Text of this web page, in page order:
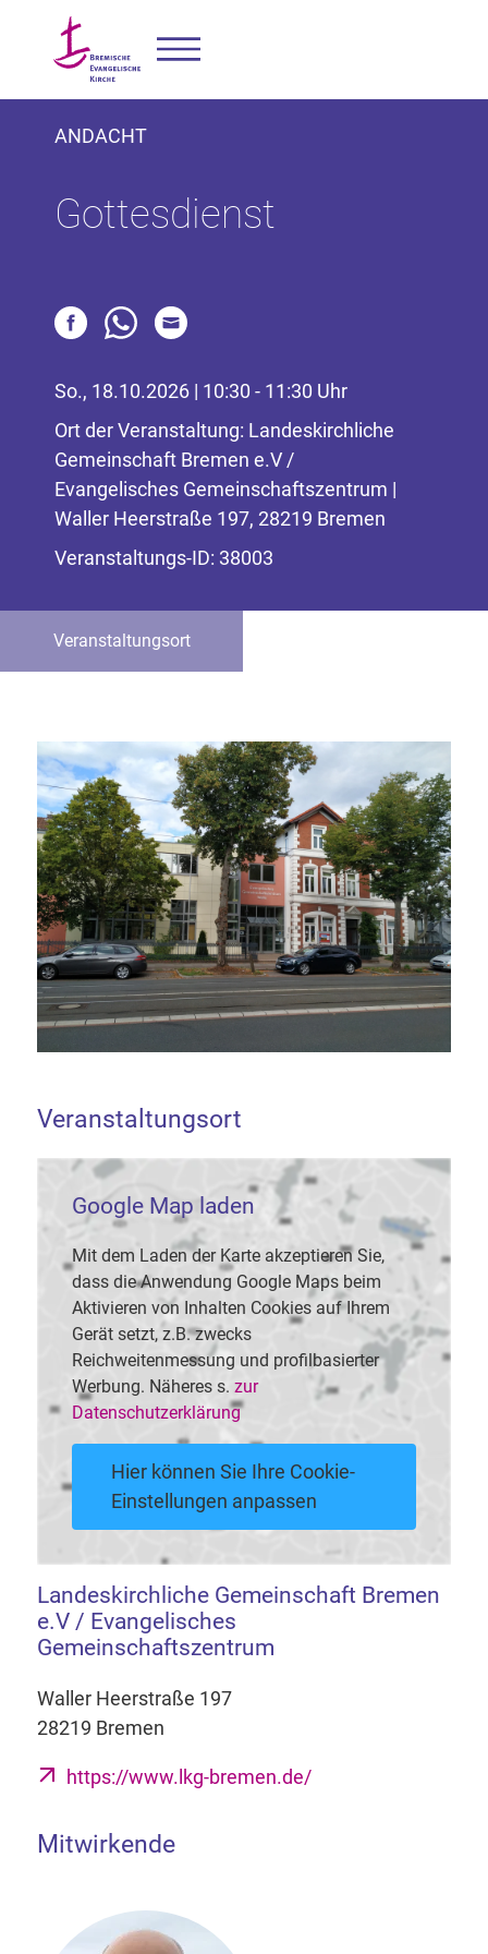
ANDACHT
Gottesdienst
So., 18.10.2026 | 10:30 - 11:30 Uhr
Ort der Veranstaltung: Landeskirchliche
Gemeinschaft Bremen e.V /
Evangelisches Gemeinschaftszentrum |
Waller Heerstraße 197, 28219 Bremen
Veranstaltungs-ID: 38003
Veranstaltungsort
Veranstaltungsort
Google Map laden
Mit dem Laden der Karte akzeptieren Sie,
dass die Anwendung Google Maps beim
Aktivieren von Inhalten Cookies auf Ihrem
Gerät setzt, z.B. zwecks
Reichweitenmessung und profilbasierter
Werbung. Näheres s. zur
Datenschutzerklärung
Hier können Sie Ihre Cookie-
Einstellungen anpassen
Landeskirchliche Gemeinschaft Bremen
e.V / Evangelisches
Gemeinschaftszentrum
Waller Heerstraße 197
28219 Bremen
https://www.lkg-bremen.de/
Mitwirkende